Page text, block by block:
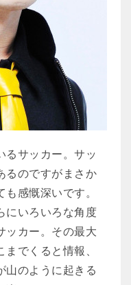
るサッカー。サッ
るのですがまさか
感慨深いです。
にいろいろな角度
ッカー。その最大
でくると情報、
山のように起きる